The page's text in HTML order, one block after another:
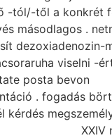
-tól/-től a konkrét
másodlagos .
dezoxiadenozin-
viselni -
posta bevon
. fogadás
kérdés
XXIV